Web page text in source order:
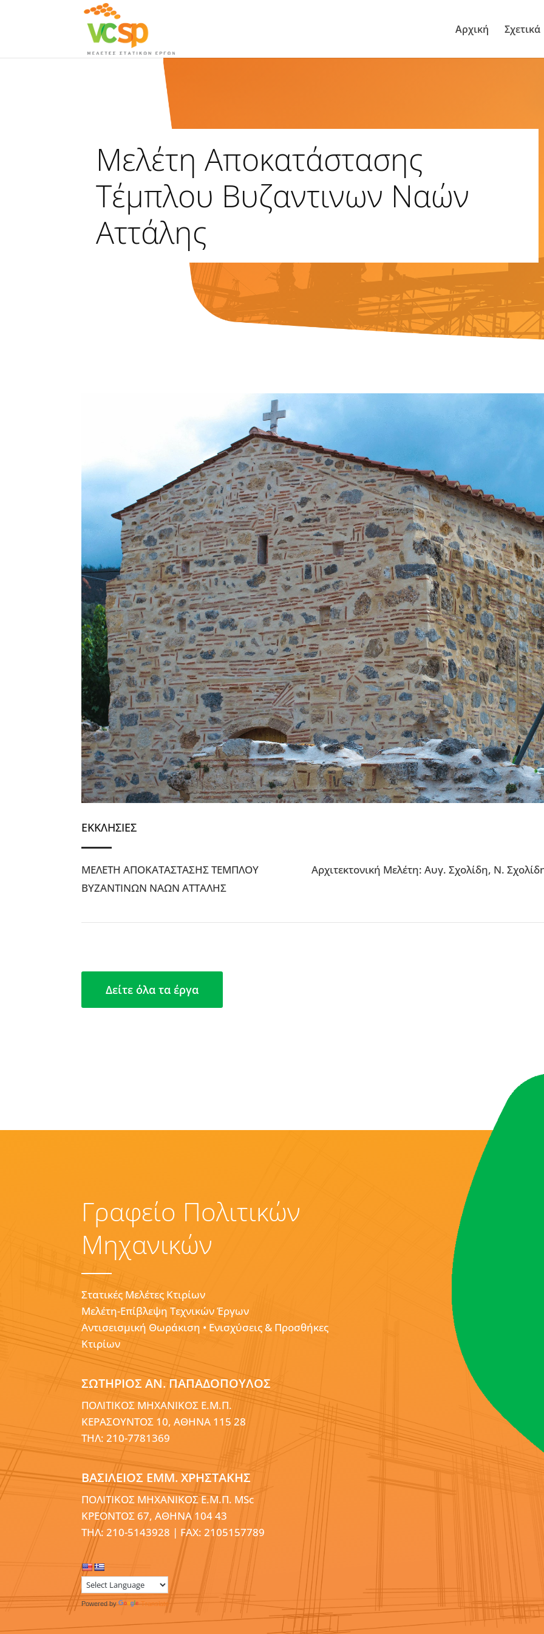
Αρχική Σχετικά
Μελέτη Αποκατάστασης
Τέμπλου Βυζαντινων Ναών
Αττάλης
ΕΚΚΛΗΣΙΕΣ
ΜΕΛΕΤΗ ΑΠΟΚΑΤΑΣΤΑΣΗΣ ΤΕΜΠΛΟΥ
ΒΥΖΑΝΤΙΝΩΝ ΝΑΩΝ ΑΤΤΑΛΗΣ
Αρχιτεκτονική Μελέτη: Αυγ. Σχολίδη, Ν.
Δείτε όλα τα έργα
Γραφείο Πολιτικών
Μηχανικών
Στατικές Μελέτες Κτιρίων
Μελέτη-Επίβλεψη Τεχνικών Έργων
Αντισεισμική Θωράκιση • Ενισχύσεις & Προσθήκες
Κτιρίων
ΣΩΤΗΡΙΟΣ ΑΝ. ΠΑΠΑΔΟΠΟΥΛΟΣ
ΠΟΛΙΤΙΚΟΣ ΜΗΧΑΝΙΚΟΣ Ε.Μ.Π.
ΚΕΡΑΣΟΥΝΤΟΣ 10, ΑΘΗΝΑ 115 28
ΤΗΛ: 210-7781369
ΒΑΣΙΛΕΙΟΣ ΕΜΜ. ΧΡΗΣΤΑΚΗΣ
ΠΟΛΙΤΙΚΟΣ ΜΗΧΑΝΙΚΟΣ Ε.Μ.Π. MSc
ΚΡΕΟΝΤΟΣ 67, ΑΘΗΝΑ 104 43
ΤΗΛ: 210-5143928 | FAX: 2105157789
Powered by Translate